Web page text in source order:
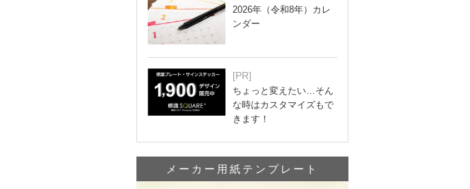
2026年（令和8年）カレ
ンダー
[PR]
ちょっと変えたい…そん
な時はカスタマイズもで
きます！
メーカー用紙テンプレート